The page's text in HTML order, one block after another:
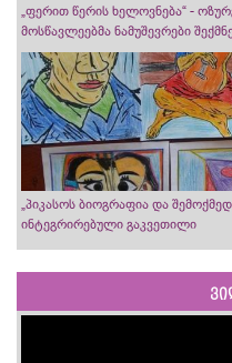
„ფერით წერის ხელოვნება“ -
მოსწავლეებმა ნამუშევრები
„პიკასოს ბიოგრაფია და
ინტეგრირებული გაკვეთილი